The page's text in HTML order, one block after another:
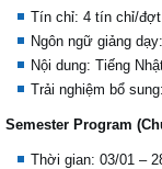
Tín chỉ: 4 tín chỉ/đợt
Ngôn ngữ giảng
Nội dung: Tiếng
Trải nghiệm bổ
Semester Program
Thời gian: 03/01 –